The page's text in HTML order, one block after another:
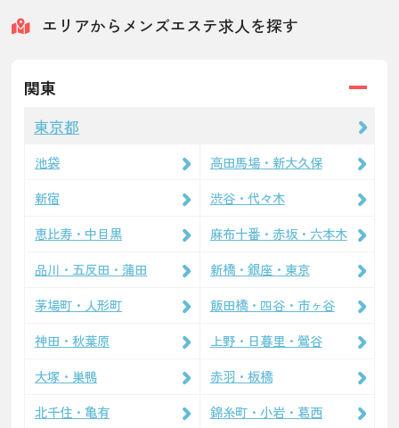
エリアからメンズエステ求人を探す
関東
東京都
池袋
高田馬場・新大久保
新宿
渋谷・代々木
恵比寿・中目黒
麻布十番・赤坂・六本木
品川・五反田・蒲田
新橋・銀座・東京
茅場町・人形町
飯田橋・四谷・市ヶ谷
神田・秋葉原
上野・日暮里・鶯谷
大塚・巣鴨
赤羽・板橋
北千住・亀有
錦糸町・小岩・葛西